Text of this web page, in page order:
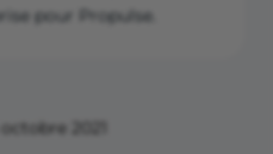
pour Propulse.
2021